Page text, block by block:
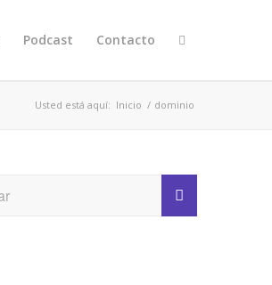
Podcast Contacto
Usted está aquí: Inicio / dominio